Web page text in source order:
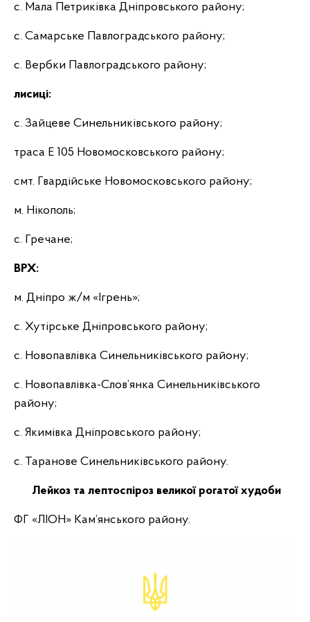
с. Мала Петриківка Дніпровського району;
с. Самарське Павлоградського району;
с. Вербки Павлоградського району;
лисиці:
с. Зайцеве Синельниківського району;
траса Е 105 Новомосковського району;
смт. Гвардійське Новомосковського району;
м. Нікополь;
с. Гречане;
ВРХ:
м. Дніпро ж/м «Ігрень»;
с. Хутірське Дніпровського району;
с. Новопавлівка Синельниківського району;
с. Новопавлівка-Слов’янка Синельниківського
району;
с. Якимівка Дніпровського району;
с. Таранове Синельниківського району.
Лейкоз та лептоспіроз великої рогатої худоби
ФГ «ЛІОН» Кам’янського району.